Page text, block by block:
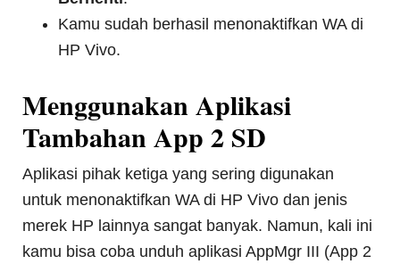
Kamu sudah berhasil menonaktifkan WA di
HP Vivo.
Menggunakan Aplikasi
Tambahan App 2 SD
Aplikasi pihak ketiga yang sering digunakan
untuk menonaktifkan WA di HP Vivo dan jenis
merek HP lainnya sangat banyak. Namun, kali ini
kamu bisa coba unduh aplikasi AppMgr III (App 2